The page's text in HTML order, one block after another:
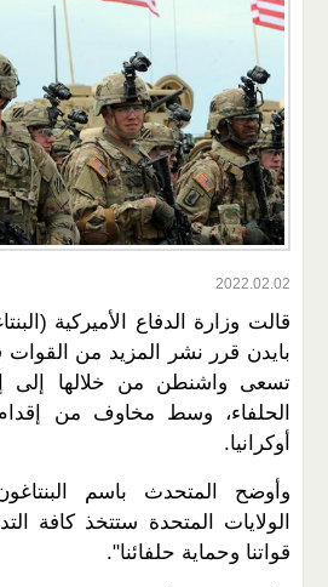
2022.02.02
قالت وزارة الدفاع الأميركية
بايدن قرر نشر المزيد من
تسعى واشنطن من خلالها إلى
الحلفاء، وسط مخاوف من
أوكرانيا.
وأوضح المتحدث باسم
الولايات المتحدة ستتخذ كافة
قواتنا وحماية حلفائنا".